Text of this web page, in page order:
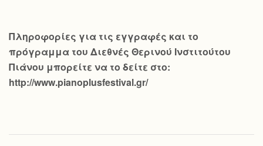
Πληροφορίες για τις εγγραφές και το
πρόγραμμα του Διεθνές Θερινού Ινστιτούτου
Πιάνου μπορείτε να το δείτε στο:
http://www.pianoplusfestival.gr/